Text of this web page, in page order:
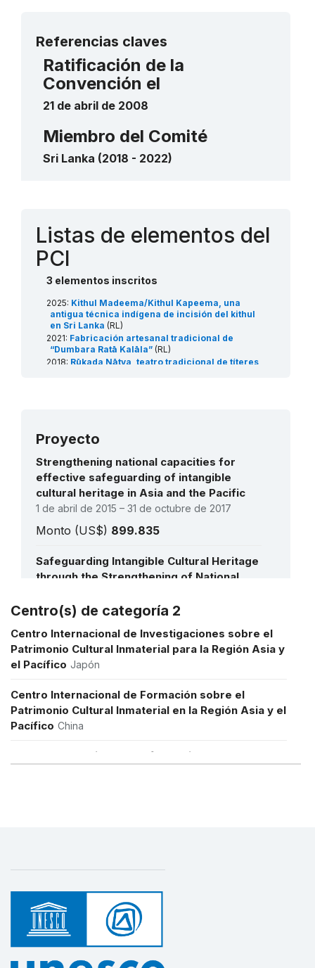
Referencias claves
Ratificación de la
Convención el
21 de abril de 2008
Miembro del Comité
Sri Lanka (2018 - 2022)
Listas de elementos del
PCI
3 elementos inscritos
2025: Kithul Madeema/Kithul Kapeema, una
antigua técnica indígena de incisión del kithul
en Sri Lanka (RL)
2021: Fabricación artesanal tradicional de
“Dumbara Ratā Kalāla” (RL)
2018: Rūkada Nātya, teatro tradicional de títeres
Proyecto
Strengthening national capacities for
effective safeguarding of intangible
cultural heritage in Asia and the Pacific
1 de abril de 2015 – 31 de octubre de 2017
Monto (US$) 899.835
Safeguarding Intangible Cultural Heritage
through the Strengthening of National
1 de noviembre de 2011 – 1 de mayo de 2014
Monto (US$)1.020.484
Ver todos los proyectos
Centro(s) de categoría 2
Centro Internacional de Investigaciones sobre el
Patrimonio Cultural Inmaterial para la Región Asia y
el Pacífico Japón
Centro Internacional de Formación sobre el
Patrimonio Cultural Inmaterial en la Región Asia y el
Pacífico China
Centro Internacional de Información y Redes sobre